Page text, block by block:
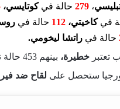
، 279 حالة فيكوتايسي،
فيكاخيتي، 112 حالة في
حالة في راتشا ليخومي.
خطيرة، بينهم 453 حالة تخضع للتنفس الاصطناعي”.
ستحصل على لقاح ضد